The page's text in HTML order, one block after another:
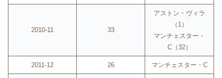
2010-11 33
アストン・ヴィラ
（1）
マンチェスター・
C（32）
2011-12 26 マンチェスター・C